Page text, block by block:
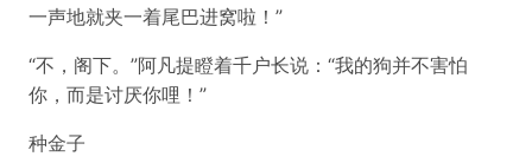
一声地就夹一着尾巴进窝啦！”
“不，阁下。”阿凡提瞪着千户长说：“我的狗并不害怕
你，而是讨厌你哩！”
种金子